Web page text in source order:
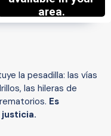
la pesadilla: las vías
las hileras de
Es